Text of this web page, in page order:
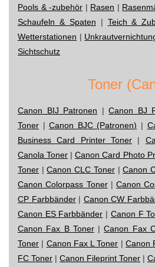
Pools & -zubehör | Rasen |
Schaufeln & Spaten | Teich &
Wetterstationen |
Sichtschutz
Toner
Canon BIJ Patronen |Canon BJ
Toner |Canon BJC (Patronen) |
Business Card Printer Toner |
Canola Toner |Canon Card Photo
Toner |Canon CLC Toner|Canon
Canon Colorpass Toner| Canon
CP Farbbänder| Canon CW
Canon ES Farbbänder | Canon F
Canon Fax B Toner|Canon Fax
Toner | Canon Fax L Toner | Canon
FC Toner | Canon Fileprint Toner |